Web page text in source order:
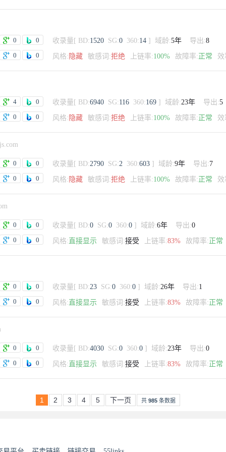
0
0
0
0
收录量 [ BD:1520 SG:0 360:14 ] 域龄:5年 导出:8
风格: 隐藏 敏感词:拒绝 上链率:100% 故障率: 正常 效
4
0
0
0
收录量 [ BD:6940 SG:116 360:169 ] 域龄:23年 导出:5
风格: 隐藏 敏感词:拒绝 上链率:100% 故障率: 正常 效
0
0
0
0
收录量 [ BD:2790 SG:2 360:603 ] 域龄:9年 导出:7
风格: 隐藏 敏感词:拒绝 上链率:100% 故障率: 正常 效
0
0
0
0
收录量 [ BD:0 SG:0 360:0 ] 域龄:6年 导出:0
风格: 直接显示 敏感词:接受 上链率:83% 故障率: 正常
0
0
0
0
收录量 [ BD:23 SG:0 360:0 ] 域龄:26年 导出:1
风格: 直接显示 敏感词:接受 上链率:83% 故障率: 正常
0
0
0
0
收录量 [ BD:4030 SG:0 360:0 ] 域龄:23年 导出:0
风格: 直接显示 敏感词:接受 上链率:83% 故障率: 正常
1 2 3 4 5 下一页 共 985 条数据